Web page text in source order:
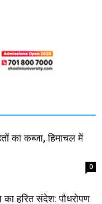
का कब्जा, हिमाचल में
0
का हरित संदेश: पौधरोपण